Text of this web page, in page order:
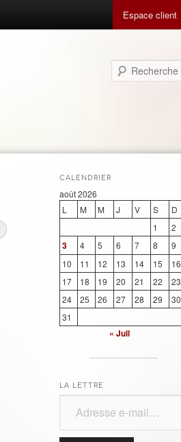
Espace client
CALENDRIER
août 2026
L
M M J V S
D
1
2
3 4 5 6 7 8
9
10
11 12 13 14 15
16
17
18 19 20 21 22
23
24
25 26 27 28 29
30
31
« Juil
LA LETTRE
Adresse e-mail…